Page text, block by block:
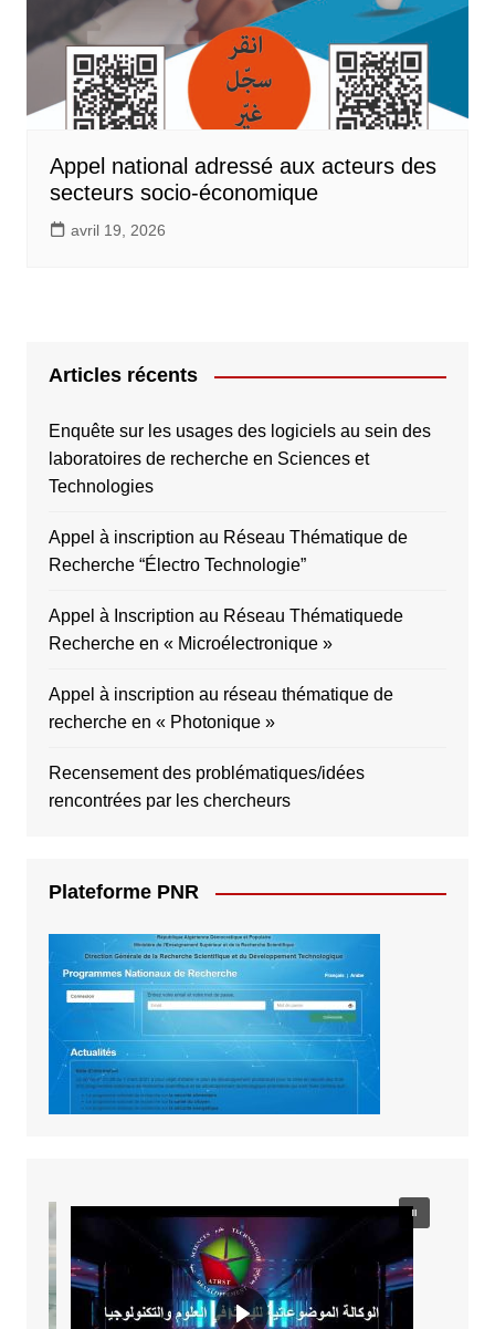
Appel national adressé aux acteurs des
secteurs socio-économique
avril 19, 2026
Articles récents
Enquête sur les usages des logiciels au sein des
laboratoires de recherche en Sciences et
Technologies
Appel à inscription au Réseau Thématique de
Recherche “Électro Technologie”
Appel à Inscription au Réseau Thématiquede
Recherche en « Microélectronique »
Appel à inscription au réseau thématique de
recherche en « Photonique »
Recensement des problématiques/idées
rencontrées par les chercheurs
Plateforme PNR